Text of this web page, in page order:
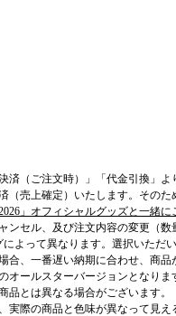
（ご注文時）」「代金引換」よ
売上確定）いたします。そのた
」オフィシャルグッズと一緒
セル、及び注文内容の変更（数
よって異なります。選択いただ
、一番遅い納期に合わせ、商品
ールスターバージョンとなりま
とは異なる場合がございます。
際の商品と色味が異なって見え